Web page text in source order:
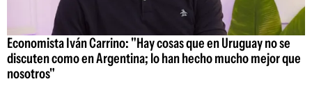
Economista Iván Carrino: "Hay cosas que en Uruguay no se
discuten como en Argentina; lo han hecho mucho mejor que
nosotros"